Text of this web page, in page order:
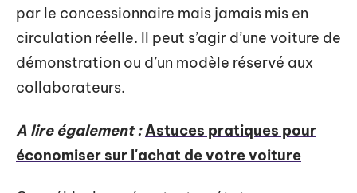
par le concessionnaire mais jamais mis en
circulation réelle. Il peut s’agir d’une voiture de
démonstration ou d’un modèle réservé aux
collaborateurs.
A lire également : Astuces pratiques pour
économiser sur l'achat de votre voiture